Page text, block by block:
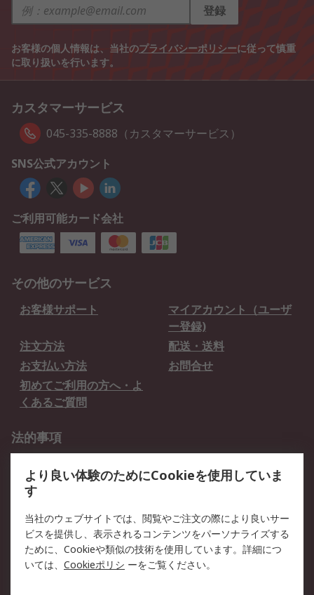
登録
お客様の個人情報は、当社のプライバシーポリシーに従って慎重
に取り扱いを行います。
カスタマーサービス
045-335-8888（カスタマーサービス）
SNS公式アカウント
ご利用可能カード会社
その他のサービス
お客様サポート
マイアカウント（ユーザ
ー登録)
注文方法
配送・送料
お支払い方法
お問合せ
初めてご利用の方へ・よ
くあるご質問
法的事項
クッキーポリシー
RSについて
会社概要
採用情報
プレスリリース＆お知ら
コーポレートサイト
より良い体験のためにCookieを使用していま
す
当社のウェブサイトでは、閲覧やご注文の際により良いサー
ビスを提供し、表示されるコンテンツをパーソナライズする
ために、Cookieや類似の技術を使用しています。詳細につ
いては、 Cookieポリシ ーをご覧ください。